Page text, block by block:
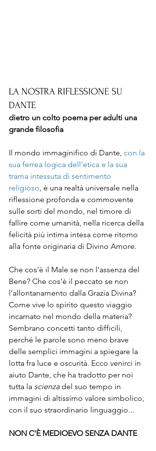
LA NOSTRA RIFLESSIONE SU
DANTE
dietro un colto poema per adulti una
grande filosofia
Il mondo immaginifico di Dante, con la
sua ferrea logica dell'etica e la sua
trama intessuta di sentimento
religioso , è una realtà universale nella
riflessione profonda e commovente
sulle sorti del mondo, nel timore di
fallire come umanità, nella ricerca della
felicità più intima intesa come ritorno
alla fonte originaria di Divino Amore.
Che cos'è il Male se non l'assenza del
Bene? Che cos'è il peccato se non
l'allontanamento dalla Grazia Divina?
Come vive lo spirito questo viaggio
incarnato nel mondo della materia?
Sembrano concetti tanto difficili,
perché le parole sono meno brave
delle semplici immagini a spiegare la
lotta fra luce e oscurità. Ecco venirci in
aiuto Dante, che ha tradotto per noi
tutta la scienza del suo tempo in
immagini di altissimo valore simbolico,
con il suo straordinario linguaggio...
NON C'È MEDIOEVO SENZA DANTE